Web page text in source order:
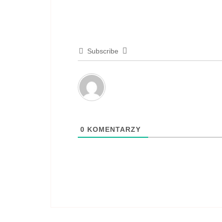
Subscribe
0 KOMENTARZY